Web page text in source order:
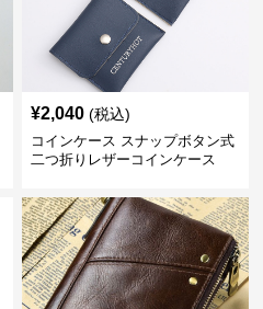
¥2,040 (税込)
コインケース スナップボタン式
二つ折りレザーコインケース